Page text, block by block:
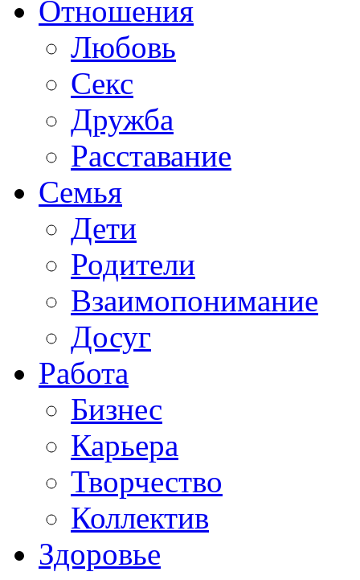
Отношения
Любовь
Секс
Дружба
Расставание
Семья
Дети
Родители
Взаимопонимание
Досуг
Работа
Бизнес
Карьера
Творчество
Коллектив
Здоровье